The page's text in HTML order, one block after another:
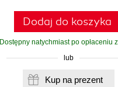
Dodaj do koszyka
Dostępny natychmiast po opłaceniu
lub
Kup na prezent